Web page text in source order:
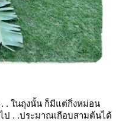
. ในถุงนั้น ก็มีแต่กิ่งหม่อน
ป . .ประมาณเกือบสามต้นได้